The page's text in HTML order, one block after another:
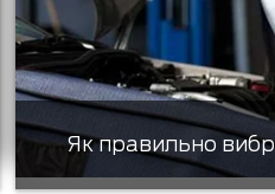
Як правильно